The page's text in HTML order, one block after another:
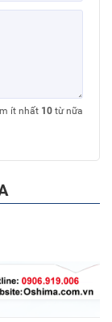
ít nhất 10 từ nữa